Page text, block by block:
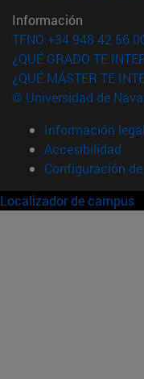
Información
TFNO +34 948 42 56
¿QUÉ GRADO TE
¿QUÉ MÁSTER TE
© Universidad de
Información legal
Accesibilidad
Configuración
Localizador de campus